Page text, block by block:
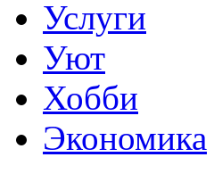
Услуги
Уют
Хобби
Экономика